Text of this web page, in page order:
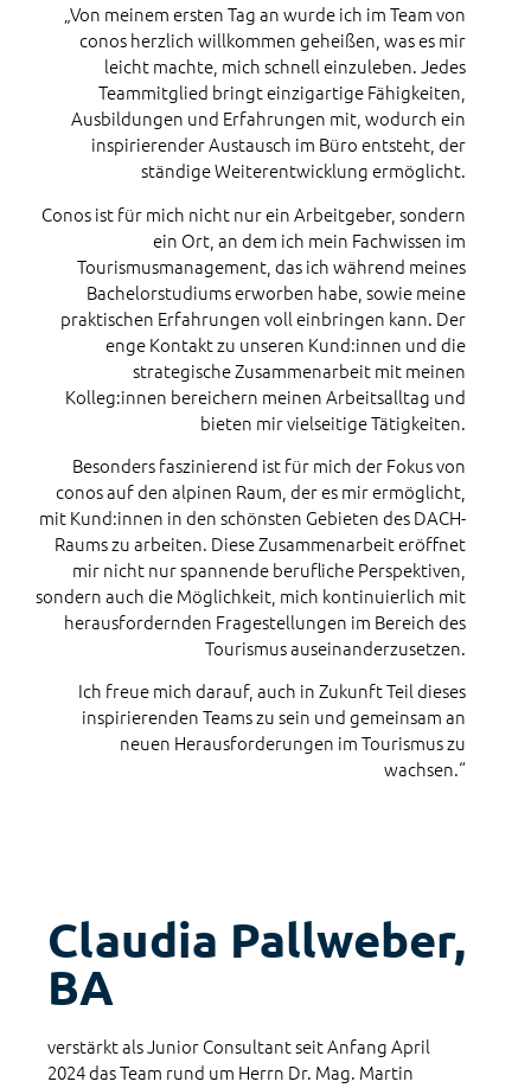
„Von meinem ersten Tag an wurde ich im Team von
conos herzlich willkommen geheißen, was es mir
leicht machte, mich schnell einzuleben. Jedes
Teammitglied bringt einzigartige Fähigkeiten,
Ausbildungen und Erfahrungen mit, wodurch ein
inspirierender Austausch im Büro entsteht, der
ständige Weiterentwicklung ermöglicht.
Conos ist für mich nicht nur ein Arbeitgeber, sondern
ein Ort, an dem ich mein Fachwissen im
Tourismusmanagement, das ich während meines
Bachelorstudiums erworben habe, sowie meine
praktischen Erfahrungen voll einbringen kann. Der
enge Kontakt zu unseren Kund:innen und die
strategische Zusammenarbeit mit meinen
Kolleg:innen bereichern meinen Arbeitsalltag und
bieten mir vielseitige Tätigkeiten.
Besonders faszinierend ist für mich der Fokus von
conos auf den alpinen Raum, der es mir ermöglicht,
mit Kund:innen in den schönsten Gebieten des DACH-
Raums zu arbeiten. Diese Zusammenarbeit eröffnet
mir nicht nur spannende berufliche Perspektiven,
sondern auch die Möglichkeit, mich kontinuierlich mit
herausfordernden Fragestellungen im Bereich des
Tourismus auseinanderzusetzen.
Ich freue mich darauf, auch in Zukunft Teil dieses
inspirierenden Teams zu sein und gemeinsam an
neuen Herausforderungen im Tourismus zu
wachsen.“
Claudia Pallweber,
BA
verstärkt als Junior Consultant seit Anfang April
2024 das Team rund um Herrn Dr. Mag. Martin